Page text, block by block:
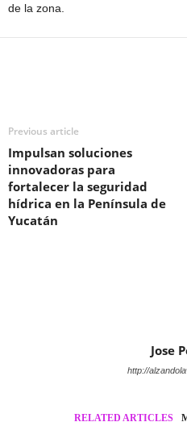
de la zona.
Previous article
Impulsan soluciones
innovadoras para
fortalecer la seguridad
hídrica en la Península de
Yucatán
Jose
http://
RELATED ARTICLES